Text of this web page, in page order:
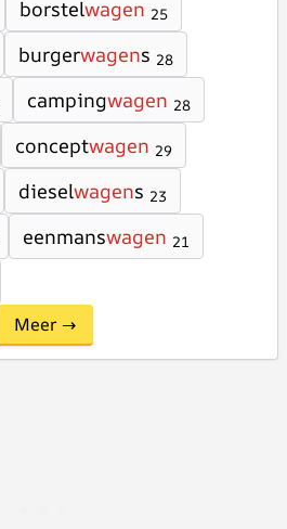
borstelwagen 25
burgerwagens 28
campingwagen 28
conceptwagen 29
dieselwagens 23
eenmanswagen 21
Meer →